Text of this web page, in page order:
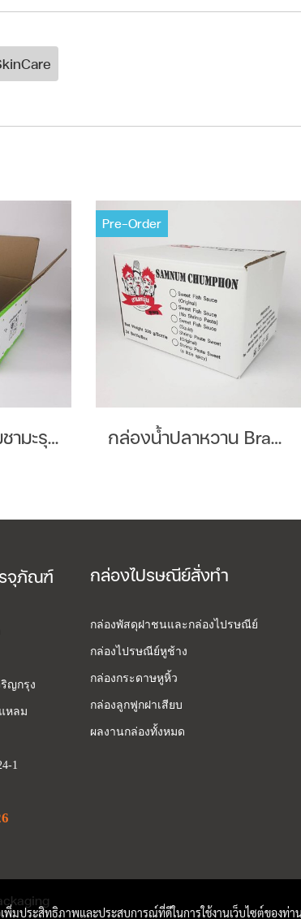
กล่องอาหารเสริมชามะรุม Brand : Genherb
Pre-Order
กล่องน้ำปลาหวาน Brand : สามหนุ่มชุมพร
จุภัณฑ์
ญกรุง
หลม
1
กล่องไปรษณีย์สั่งทำ
กล่องพัสดุฝาชนและกล่องไปรษณีย์
กล่องไปรษณีย์หูช้าง
กล่องกระดาษหูหิ้ว
กล่องลูกฟูกฝาเสียบ
ผลงานกล่องทั้งหมด
พิ่มประสิทธิภาพและประสบการณ์ที่ดีในการใช้งานเว็บไซต์ของท่